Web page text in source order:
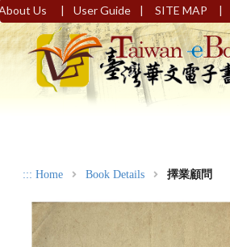
Us | User Guide | SITE MAP |
::: Home Book Details 擇業顧問